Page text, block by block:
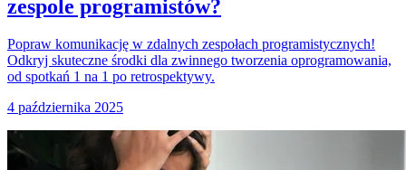
zespole programistów?
Popraw komunikację w zdalnych zespołach programistycznych!
Odkryj skuteczne środki dla zwinnego tworzenia oprogramowania,
od spotkań 1 na 1 po retrospektywy.
4 października 2025